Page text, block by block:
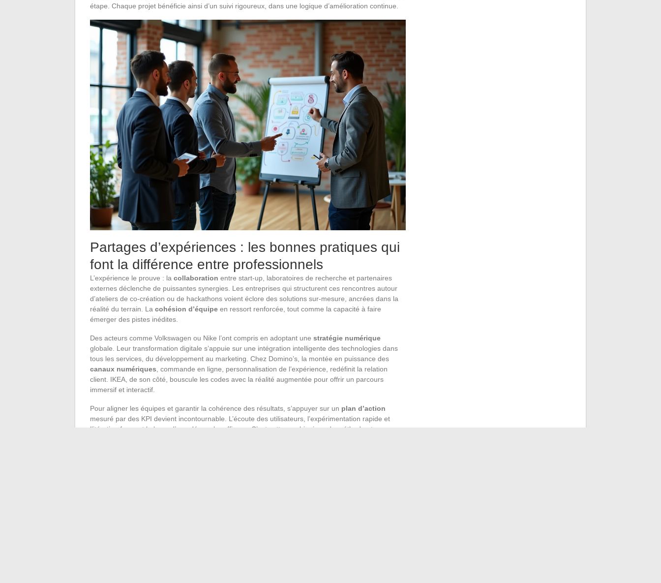
étape. Chaque projet bénéficie ainsi d’un suivi rigoureux, dans une logique d’amélioration continue.
Partages d’expériences : les bonnes pratiques qui
font la différence entre professionnels
L’expérience le prouve : la collaboration entre start-up, laboratoires de recherche et partenaires
externes déclenche de puissantes synergies. Les entreprises qui structurent ces rencontres autour
d’ateliers de co-création ou de hackathons voient éclore des solutions sur-mesure, ancrées dans la
réalité du terrain. La cohésion d’équipe en ressort renforcée, tout comme la capacité à faire
émerger des pistes inédites.
Des acteurs comme Volkswagen ou Nike l’ont compris en adoptant une stratégie numérique
globale. Leur transformation digitale s’appuie sur une intégration intelligente des technologies dans
tous les services, du développement au marketing. Chez Domino’s, la montée en puissance des
canaux numériques , commande en ligne, personnalisation de l’expérience, redéfinit la relation
client. IKEA, de son côté, bouscule les codes avec la réalité augmentée pour offrir un parcours
immersif et interactif.
Pour aligner les équipes et garantir la cohérence des résultats, s’appuyer sur un plan d’action
mesuré par des KPI devient incontournable. L’écoute des utilisateurs, l’expérimentation rapide et
l’itération forment la base d’une démarche efficace. C’est cette combinaison de méthode et